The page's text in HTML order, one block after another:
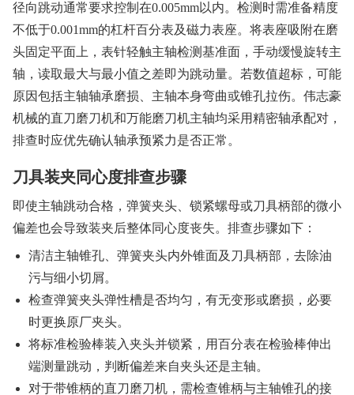
径向跳动通常要求控制在0.005mm以内。检测时需准备精度
不低于0.001mm的杠杆百分表及磁力表座。将表座吸附在磨
头固定平面上，表针轻触主轴检测基准面，手动缓慢旋转主
轴，读取最大与最小值之差即为跳动量。若数值超标，可能
原因包括主轴轴承磨损、主轴本身弯曲或锥孔拉伤。伟志豪
机械的直刀磨刀机和万能磨刀机主轴均采用精密轴承配对，
排查时应优先确认轴承预紧力是否正常。
刀具装夹同心度排查步骤
即使主轴跳动合格，弹簧夹头、锁紧螺母或刀具柄部的微小
偏差也会导致装夹后整体同心度丧失。排查步骤如下：
清洁主轴锥孔、弹簧夹头内外锥面及刀具柄部，去除油
污与细小切屑。
检查弹簧夹头弹性槽是否均匀，有无变形或磨损，必要
时更换原厂夹头。
将标准检验棒装入夹头并锁紧，用百分表在检验棒伸出
端测量跳动，判断偏差来自夹头还是主轴。
对于带锥柄的直刀磨刀机，需检查锥柄与主轴锥孔的接